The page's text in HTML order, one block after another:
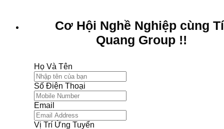
Cơ Hội Nghề Nghiệp cùng
Quang Group !!
Họ Và Tên
Số Điện Thoại
Email
Vị Trí Ứng Tuyển